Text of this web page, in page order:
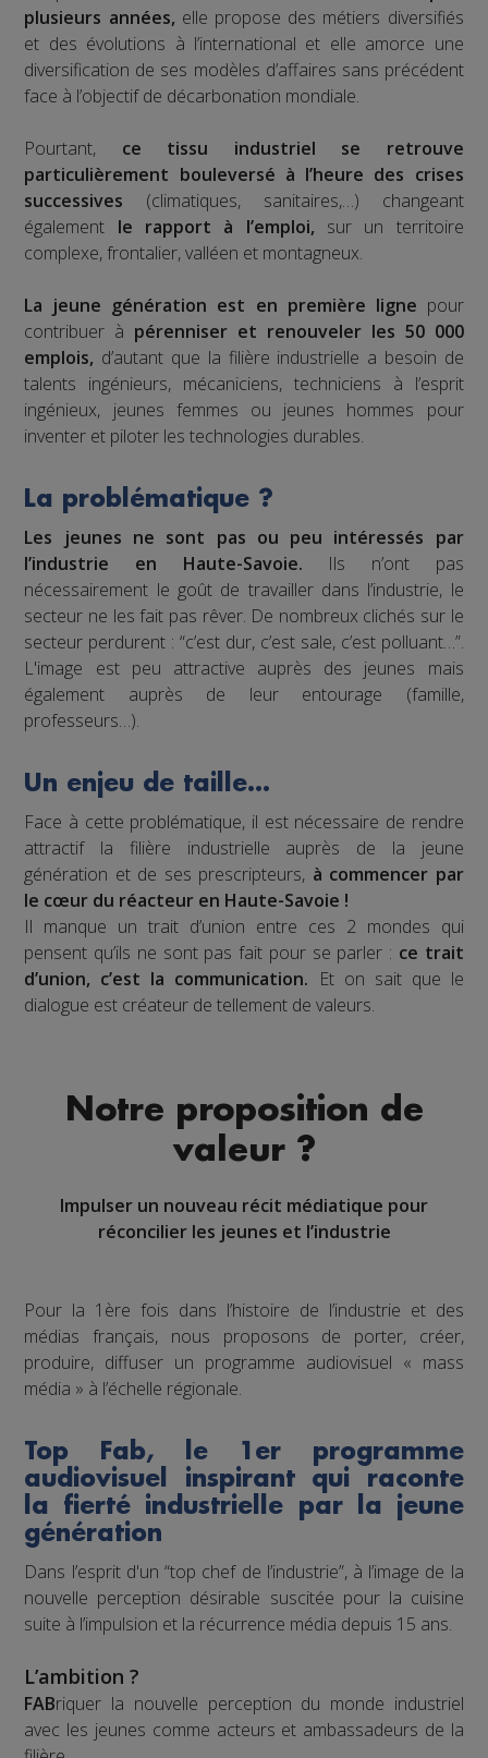
plusieurs années, elle propose des métiers diversifiés
et des évolutions à l’international et elle amorce une
diversification de ses modèles d’affaires sans précédent
face à l’objectif de décarbonation mondiale.
Pourtant, ce tissu industriel se retrouve
particulièrement bouleversé à l’heure des crises
successives (climatiques, sanitaires,…) changeant
également le rapport à l’emploi, sur un territoire
complexe, frontalier, valléen et montagneux.
La jeune génération est en première ligne pour
contribuer à pérenniser et renouveler les 50 000
emplois, d’autant que la filière industrielle a besoin de
talents ingénieurs, mécaniciens, techniciens à l’esprit
ingénieux, jeunes femmes ou jeunes hommes pour
inventer et piloter les technologies durables.
La problématique ?
Les jeunes ne sont pas ou peu intéressés par
l’industrie en Haute-Savoie. Ils n’ont pas
nécessairement le goût de travailler dans l’industrie, le
secteur ne les fait pas rêver. De nombreux clichés sur le
secteur perdurent : “c’est dur, c’est sale, c’est polluant…”.
L'image est peu attractive auprès des jeunes mais
également auprès de leur entourage (famille,
professeurs…).
Un enjeu de taille…
Face à cette problématique, il est nécessaire de rendre
attractif la filière industrielle auprès de la jeune
génération et de ses prescripteurs, à commencer par
le cœur du réacteur en Haute-Savoie !
Il manque un trait d’union entre ces 2 mondes qui
pensent qu’ils ne sont pas fait pour se parler : ce trait
d’union, c’est la communication. Et on sait que le
dialogue est créateur de tellement de valeurs.
Notre proposition de
valeur ?
Impulser un nouveau récit médiatique pour
réconcilier les jeunes et l’industrie
Pour la 1ère fois dans l’histoire de l’industrie et des
médias français, nous proposons de porter, créer,
produire, diffuser un programme audiovisuel « mass
média » à l’échelle régionale.
Top Fab, le 1er programme
audiovisuel inspirant qui raconte
la fierté industrielle par la jeune
génération
Dans l’esprit d'un “top chef de l’industrie”, à l’image de la
nouvelle perception désirable suscitée pour la cuisine
suite à l’impulsion et la récurrence média depuis 15 ans.
L’ambition ?
FABriquer la nouvelle perception du monde industriel
avec les jeunes comme acteurs et ambassadeurs de la